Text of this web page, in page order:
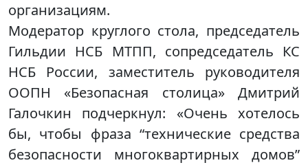
организациям.
Модератор круглого стола, председатель
Гильдии НСБ МТПП, сопредседатель КС
НСБ России, заместитель руководителя
ООПН «Безопасная столица» Дмитрий
Галочкин подчеркнул: «Очень хотелось
бы, чтобы фраза “технические средства
безопасности многоквартирных домов”